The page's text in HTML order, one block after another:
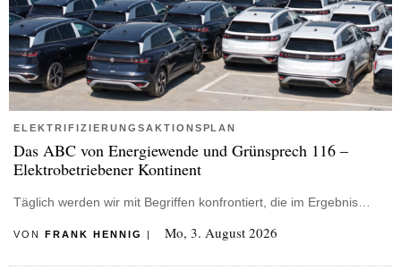
ELEKTRIFIZIERUNGSAKTIONSPLAN
Das ABC von Energiewende und Grünsprech 116 –
Elektrobetriebener Kontinent
Täglich werden wir mit Begriffen konfrontiert, die im Ergebnis…
VON FRANK HENNIG Mo, 3. August 2026